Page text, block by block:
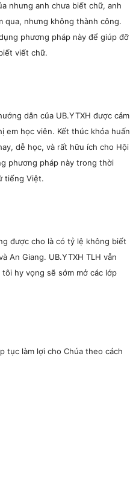
nhưng anh chưa biết chữ, anh
qua, nhưng không thành công.
phương pháp này để giúp đỡ
viết chữ.
dẫn của UB.YTXH được cảm
em học viên. Kết thúc khóa huấn
dễ học, và rất hữu ích cho Hội
phương pháp này trong thời
tiếng Việt.
được cho là có tỷ lệ không biết
An Giang. UB.YTXH TLH vẫn
hy vọng sẽ sớm mở các lớp
tục làm lợi cho Chúa theo cách